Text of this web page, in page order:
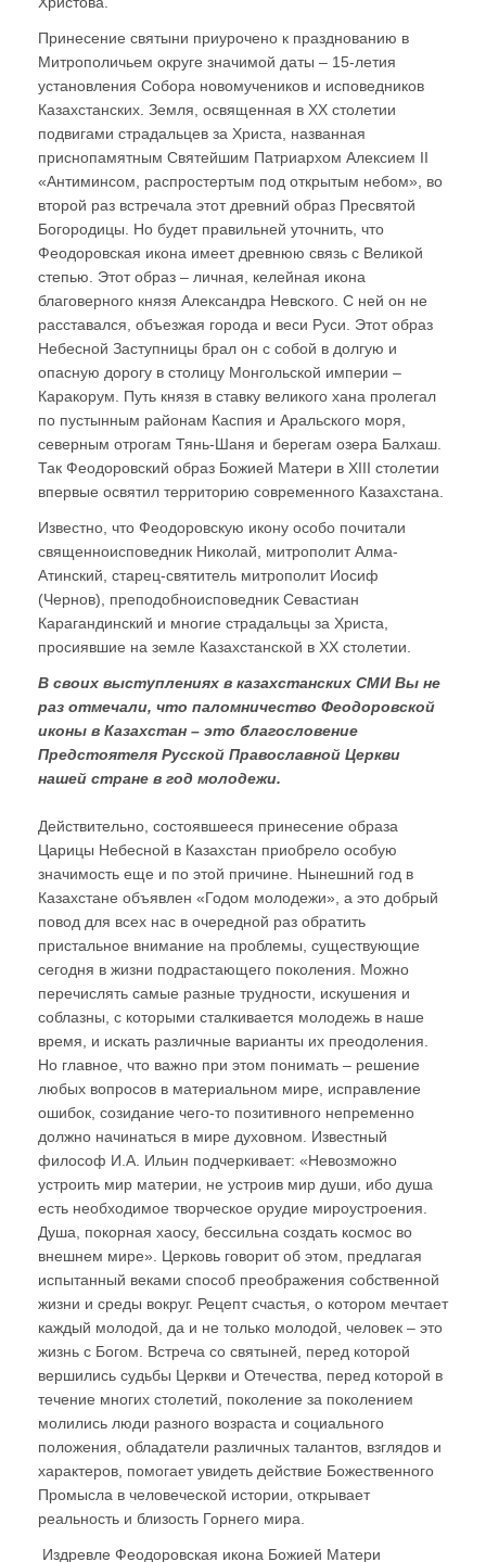
Принесение святыни приурочено к празднованию в
Митрополичьем округе значимой даты – 15-летия
установления Собора новомучеников и исповедников
Казахстанских. Земля, освященная в ХХ столетии
подвигами страдальцев за Христа, названная
приснопамятным Святейшим Патриархом Алексием II
«Антиминсом, распростертым под открытым небом», во
второй раз встречала этот древний образ Пресвятой
Богородицы. Но будет правильней уточнить, что
Феодоровская икона имеет древнюю связь с Великой
степью. Этот образ – личная, келейная икона
благоверного князя Александра Невского. С ней он не
расставался, объезжая города и веси Руси. Этот образ
Небесной Заступницы брал он с собой в долгую и
опасную дорогу в столицу Монгольской империи –
Каракорум. Путь князя в ставку великого хана пролегал
по пустынным районам Каспия и Аральского моря,
северным отрогам Тянь-Шаня и берегам озера Балхаш.
Так Феодоровский образ Божией Матери в XIII столетии
впервые освятил территорию современного Казахстана.
Известно, что Феодоровскую икону особо почитали
священноисповедник Николай, митрополит Алма-
Атинский, старец-святитель митрополит Иосиф
(Чернов), преподобноисповедник Севастиан
Карагандинский и многие страдальцы за Христа,
просиявшие на земле Казахстанской в ХХ столетии.
В своих выступлениях в казахстанских СМИ Вы не
раз отмечали, что паломничество Феодоровской
иконы в Казахстан – это благословение
Предстоятеля Русской Православной Церкви
нашей стране в год молодежи.
Действительно, состоявшееся принесение образа
Царицы Небесной в Казахстан приобрело особую
значимость еще и по этой причине. Нынешний год в
Казахстане объявлен «Годом молодежи», а это добрый
повод для всех нас в очередной раз обратить
пристальное внимание на проблемы, существующие
сегодня в жизни подрастающего поколения. Можно
перечислять самые разные трудности, искушения и
соблазны, с которыми сталкивается молодежь в наше
время, и искать различные варианты их преодоления.
Но главное, что важно при этом понимать – решение
любых вопросов в материальном мире, исправление
ошибок, созидание чего-то позитивного непременно
должно начинаться в мире духовном. Известный
философ И.А. Ильин подчеркивает: «Невозможно
устроить мир материи, не устроив мир души, ибо душа
есть необходимое творческое орудие мироустроения.
Душа, покорная хаосу, бессильна создать космос во
внешнем мире». Церковь говорит об этом, предлагая
испытанный веками способ преображения собственной
жизни и среды вокруг. Рецепт счастья, о котором мечтает
каждый молодой, да и не только молодой, человек – это
жизнь с Богом. Встреча со святыней, перед которой
вершились судьбы Церкви и Отечества, перед которой в
течение многих столетий, поколение за поколением
молились люди разного возраста и социального
положения, обладатели различных талантов, взглядов и
характеров, помогает увидеть действие Божественного
Промысла в человеческой истории, открывает
реальность и близость Горнего мира.
Издревле Феодоровская икона Божией Матери